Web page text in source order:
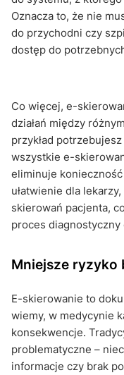
Oznacza to, że nie
do przychodni czy
dostęp do
Co więcej, e-
działań między
przykład
wszystkie e-
eliminuje
ułatwienie dla
skierowań pacjenta,
proces diagnostyczny
Mniejsze ryzyko
E-skierowanie to
wiemy, w medycynie
konsekwencje.
problematyczne –
informacje czy brak